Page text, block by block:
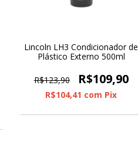
Lincoln LH3 Condicionador de
Plástico Externo 500ml
R$123,90 R$109,90
R$104,41 com Pix